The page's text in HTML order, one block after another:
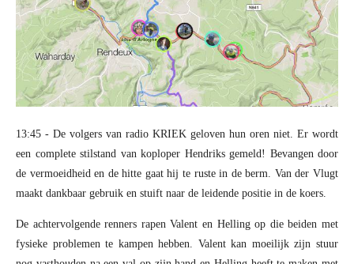
13:45 - De volgers van radio KRIEK geloven hun oren niet. Er wordt
een complete stilstand van koploper Hendriks gemeld! Bevangen door
de vermoeidheid en de hitte gaat hij te ruste in de berm. Van der Vlugt
maakt dankbaar gebruik en stuift naar de leidende positie in de koers.
De achtervolgende renners rapen Valent en Helling op die beiden met
fysieke problemen te kampen hebben. Valent kan moeilijk zijn stuur